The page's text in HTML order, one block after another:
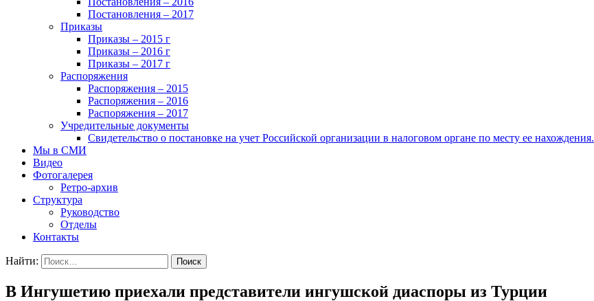
Постановления – 2017
Приказы
Приказы – 2015 г
Приказы – 2016 г
Приказы – 2017 г
Распоряжения
Распоряжения – 2015
Распоряжения – 2016
Распоряжения – 2017
Учредительные документы
Свидетельство о постановке на учет Российской организации в налоговом органе по месту ее нахождения.
Мы в СМИ
Видео
Фотогалерея
Ретро-архив
Структура
Руководство
Отделы
Контакты
Найти:
В Ингушетию приехали представители ингушской диаспоры из Турции